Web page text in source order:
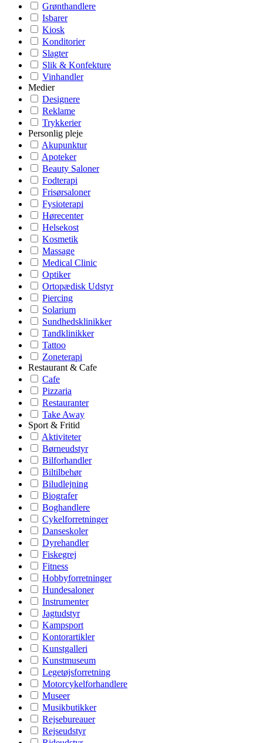
Grønthandlere
Isbarer
Kiosk
Konditorier
Slagter
Slik & Konfekture
Vinhandler
Medier
Designere
Reklame
Trykkerier
Personlig pleje
Akupunktur
Apoteker
Beauty Saloner
Fodterapi
Frisørsaloner
Fysioterapi
Hørecenter
Helsekost
Kosmetik
Massage
Medical Clinic
Optiker
Ortopædisk Udstyr
Piercing
Solarium
Sundhedsklinikker
Tandklinikker
Tattoo
Zoneterapi
Restaurant & Cafe
Cafe
Pizzaria
Restauranter
Take Away
Sport & Fritid
Aktiviteter
Børneudstyr
Bilforhandler
Biltilbehør
Biludlejning
Biografer
Boghandlere
Cykelforretninger
Danseskoler
Dyrehandler
Fiskegrej
Fitness
Hobbyforretninger
Hundesaloner
Instrumenter
Jagtudstyr
Kampsport
Kontorartikler
Kunstgalleri
Kunstmuseum
Legetøjsforretning
Motorcykelforhandlere
Museer
Musikbutikker
Rejsebureauer
Rejseudstyr